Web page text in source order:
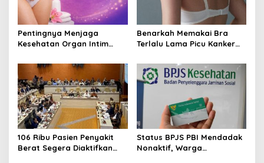
Pentingnya Menjaga
Kesehatan Organ Intim
Perawatan Agar Tetap
Bersih
Benarkah Memakai Bra
Terlalu Lama Picu Kanker
Medis dan Fakta Ilmiahnya
106 Ribu Pasien Penyakit
Berat Segera Diaktifkan
Status BPJS PBI Mendadak
Nonaktif, Warga